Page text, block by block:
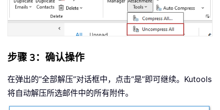
步骤 3：确认操作
在弹出的“全部解压”对话框中，点击“是”即可继续。Kutools
将自动解压所选邮件中的所有附件。